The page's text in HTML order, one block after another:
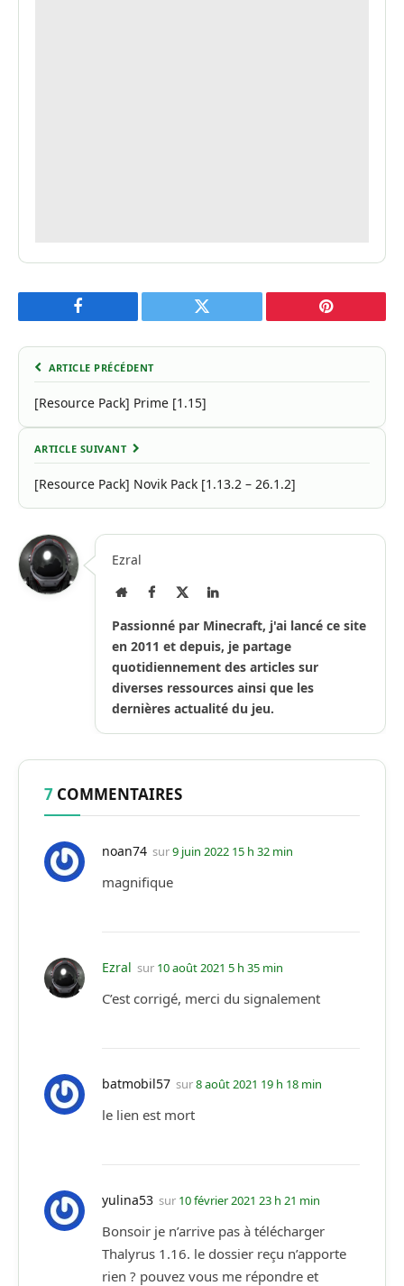
Facebook Twitter Pinterest
ARTICLE PRÉCÉDENT
[Resource Pack] Prime [1.15]
ARTICLE SUIVANT
[Resource Pack] Novik Pack [1.13.2 – 26.1.2]
Ezral
Site
Facebook LinkedIn
Passionné par Minecraft, j'ai lancé ce site
en 2011 et depuis, je partage
quotidiennement des articles sur
diverses ressources ainsi que les
dernières actualité du jeu.
7 COMMENTAIRES
noan74 sur9 juin 2022 15 h 32 min
magnifique
Ezral sur 10 août 2021 5 h 35 min
C’est corrigé, merci du signalement
batmobil57 sur8 août 2021 19 h 18 min
le lien est mort
yulina53 sur 10 février 2021 23 h 21 min
Bonsoir je n’arrive pas à télécharger
Thalyrus 1.16. le dossier reçu n’apporte
rien ? pouvez vous me répondre et